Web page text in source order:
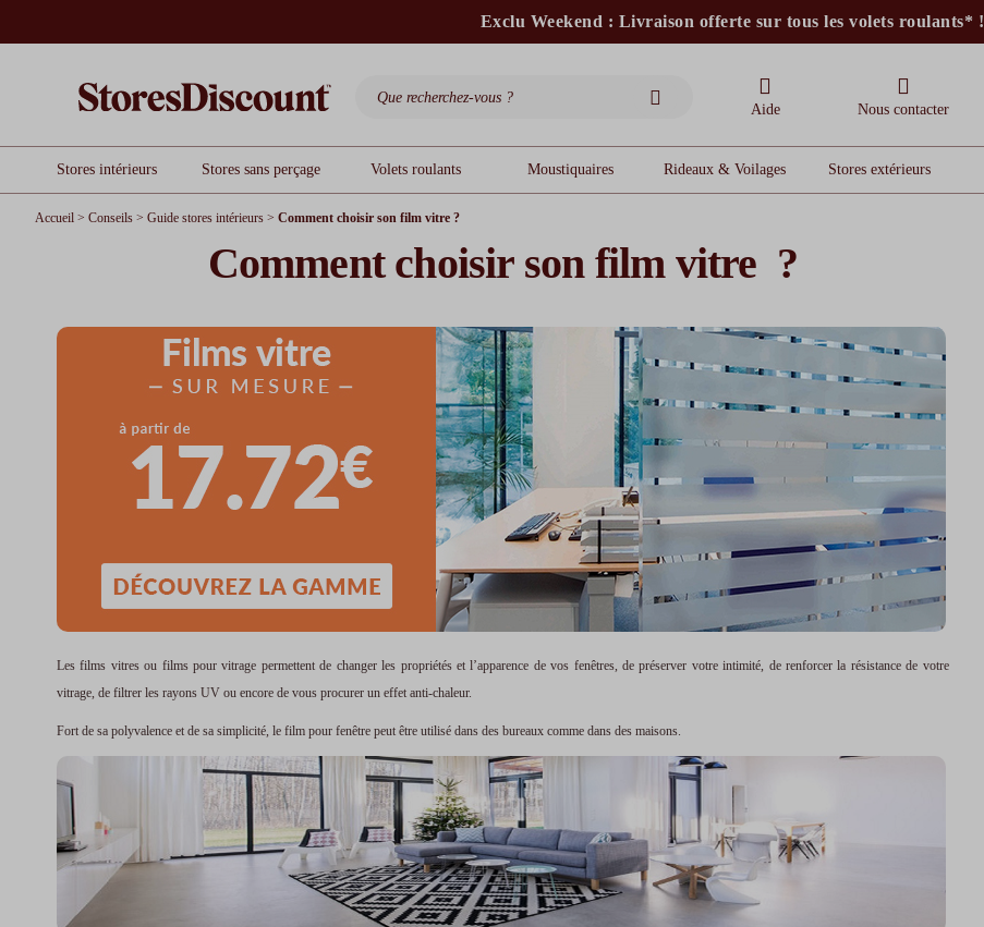
Exclu Weekend : Livraison offerte sur tous les volets roulants* !
stores intérieurs et volets motorisés*stores bannes standards
moustiquaires
Aide Nous contacter
Stores intérieurs Stores sans perçage Volets roulants Moustiquaires Rideaux & Voilages Stores extérieurs
Accueil > Conseils > Guide stores intérieurs > Comment choisir son film vitre ?
Comment choisir son film vitre ?
Les films vitres ou films pour vitrage permettent de changer les propriétés et l’apparence de vos fenêtres, de préserver votre intimité, de renforcer la résistance de votre
vitrage, de filtrer les rayons UV ou encore de vous procurer un effet anti-chaleur.
Fort de sa polyvalence et de sa simplicité, le film pour fenêtre peut être utilisé dans des bureaux comme dans des maisons.